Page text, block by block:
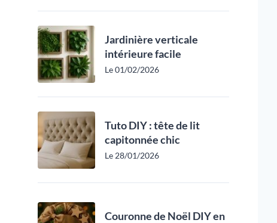
Jardinière verticale
intérieure facile
Le 01/02/2026
Tuto DIY : tête de lit
capitonnée chic
Le 28/01/2026
Couronne de Noël DIY en